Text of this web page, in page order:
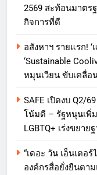
2569 สะท้อนมาตร
กิจการที่ดี
อสังหาฯ รายแรก! ‘
‘Sustainable
หมุนเวียน ขับเคลื่อ
SAFE เปิดงบ Q2/
โน้มดี – รัฐหนุนเพิ่
LGBTQ+ เร่งขยาย
“เดอะ วัน เอ็นเตอ
องค์กรสื่อยั่งยืนตา